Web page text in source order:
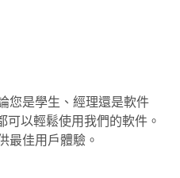
您是學生、經理還是軟件
以輕鬆使用我們的軟件。
最佳用戶體驗。